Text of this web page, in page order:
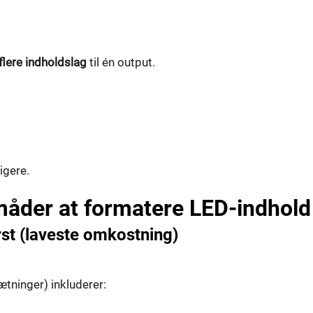
indholdslag til én output.
at formatere LED-
(laveste omkostning)
inkluderer: